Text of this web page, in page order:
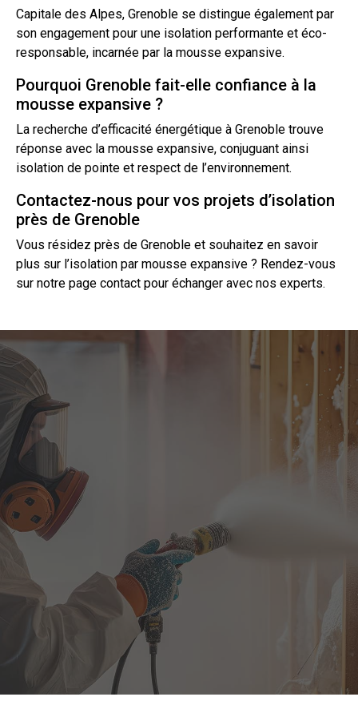
Capitale des Alpes, Grenoble se distingue également par
son engagement pour une isolation performante et éco-
responsable, incarnée par la mousse expansive.
Pourquoi Grenoble fait-elle confiance à la
mousse expansive ?
La recherche d’efficacité énergétique à Grenoble trouve
réponse avec la mousse expansive, conjuguant ainsi
isolation de pointe et respect de l’environnement.
Contactez-nous pour vos projets d’isolation
près de Grenoble
Vous résidez près de Grenoble et souhaitez en savoir
plus sur l’isolation par mousse expansive ? Rendez-vous
sur notre page contact pour échanger avec nos experts.